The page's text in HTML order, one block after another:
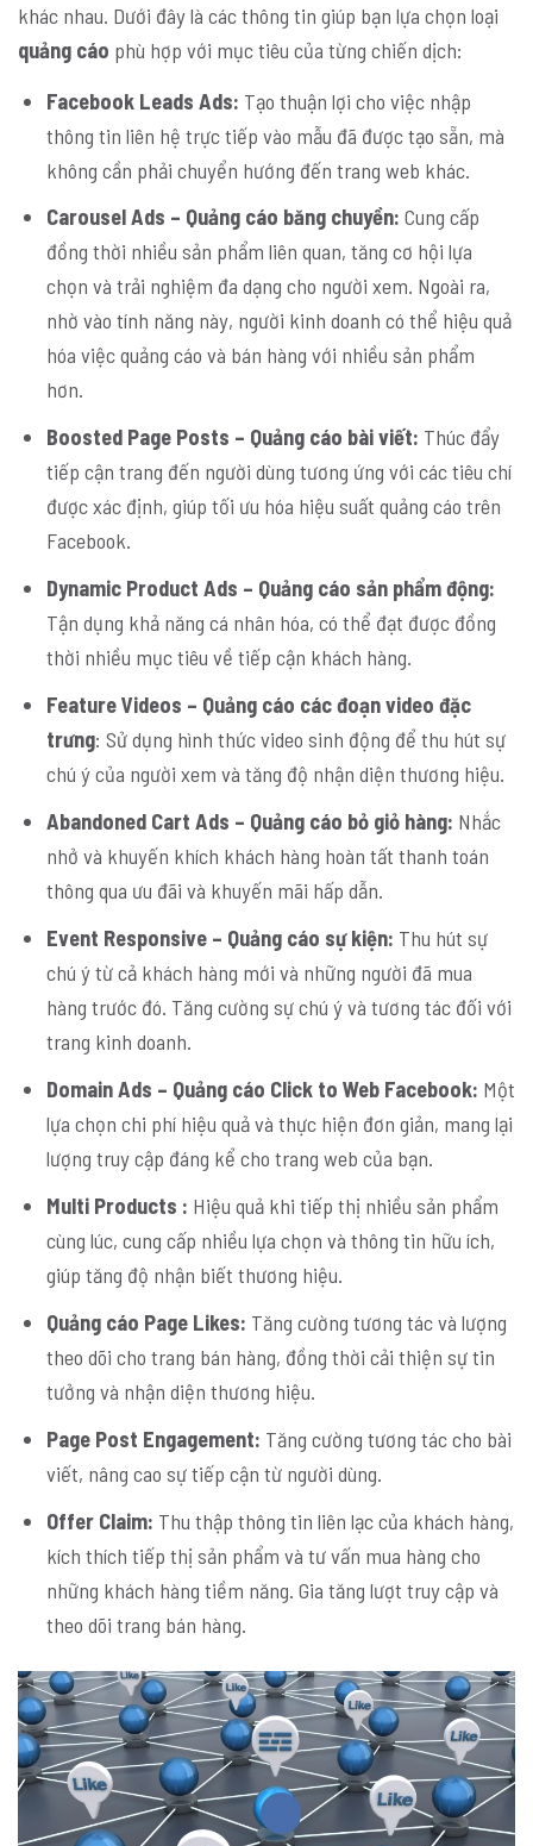
khác nhau. Dưới đây là các thông tin giúp bạn lựa chọn loại
quảng cáo phù hợp với mục tiêu của từng chiến dịch:
Facebook Leads Ads: Tạo thuận lợi cho việc nhập
thông tin liên hệ trực tiếp vào mẫu đã được tạo sẵn, mà
không cần phải chuyển hướng đến trang web khác.
Carousel Ads – Quảng cáo băng chuyền: Cung cấp
đồng thời nhiều sản phẩm liên quan, tăng cơ hội lựa
chọn và trải nghiệm đa dạng cho người xem. Ngoài ra,
nhờ vào tính năng này, người kinh doanh có thể hiệu quả
hóa việc quảng cáo và bán hàng với nhiều sản phẩm
hơn.
Boosted Page Posts – Quảng cáo bài viết: Thúc đẩy
tiếp cận trang đến người dùng tương ứng với các tiêu chí
được xác định, giúp tối ưu hóa hiệu suất quảng cáo trên
Facebook.
Dynamic Product Ads – Quảng cáo sản phẩm động:
Tận dụng khả năng cá nhân hóa, có thể đạt được đồng
thời nhiều mục tiêu về tiếp cận khách hàng.
Feature Videos – Quảng cáo các đoạn video đặc
trưng: Sử dụng hình thức video sinh động để thu hút sự
chú ý của người xem và tăng độ nhận diện thương hiệu.
Abandoned Cart Ads – Quảng cáo bỏ giỏ hàng: Nhắc
nhở và khuyến khích khách hàng hoàn tất thanh toán
thông qua ưu đãi và khuyến mãi hấp dẫn.
Event Responsive – Quảng cáo sự kiện: Thu hút sự
chú ý từ cả khách hàng mới và những người đã mua
hàng trước đó. Tăng cường sự chú ý và tương tác đối với
trang kinh doanh.
Domain Ads – Quảng cáo Click to Web Facebook: Một
lựa chọn chi phí hiệu quả và thực hiện đơn giản, mang lại
lượng truy cập đáng kể cho trang web của bạn.
Multi Products : Hiệu quả khi tiếp thị nhiều sản phẩm
cùng lúc, cung cấp nhiều lựa chọn và thông tin hữu ích,
giúp tăng độ nhận biết thương hiệu.
Quảng cáo Page Likes: Tăng cường tương tác và lượng
theo dõi cho trang bán hàng, đồng thời cải thiện sự tin
tưởng và nhận diện thương hiệu.
Page Post Engagement: Tăng cường tương tác cho bài
viết, nâng cao sự tiếp cận từ người dùng.
Offer Claim: Thu thập thông tin liên lạc của khách hàng,
kích thích tiếp thị sản phẩm và tư vấn mua hàng cho
những khách hàng tiềm năng. Gia tăng lượt truy cập và
theo dõi trang bán hàng.